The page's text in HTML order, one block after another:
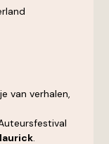
van verhalen,
.